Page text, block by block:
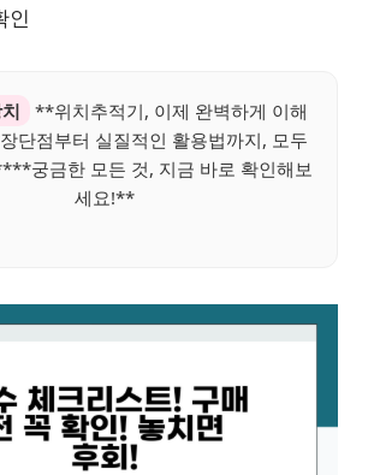
인
**위치추적기, 이제 완벽하게 이해
단점부터 실질적인 활용법까지, 모두
궁금한 모든 것, 지금 바로 확인해보
세요!**